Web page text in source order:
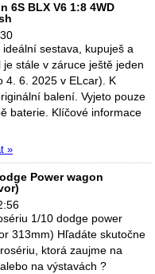
6S BLX V6 1:8 4WD
ideální sestava, kupuješ a
je stále v záruce ještě jeden
4. 6. 2025 v ELcar). K
balení. Vyjeto pouze
baterie. Klíčové informace
»
Power wagon
1/10 dodge power
313mm) Hľadáte skutočne
ktorá zaujme na
na výstavách ?